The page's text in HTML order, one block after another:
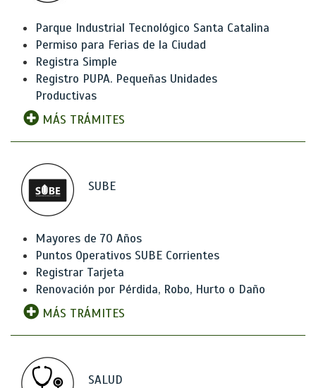
Parque Industrial Tecnológico Santa Catalina
Permiso para Ferias de la Ciudad
Registra Simple
Registro PUPA. Pequeñas Unidades
Productivas
MÁS TRÁMITES
SUBE
Mayores de 70 Años
Puntos Operativos SUBE Corrientes
Registrar Tarjeta
Renovación por Pérdida, Robo, Hurto o Daño
MÁS TRÁMITES
SALUD